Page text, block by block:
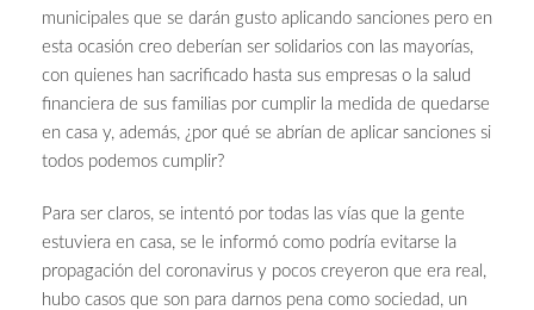
municipales que se darán gusto aplicando sanciones pero en
esta ocasión creo deberían ser solidarios con las mayorías,
con quienes han sacrificado hasta sus empresas o la salud
financiera de sus familias por cumplir la medida de quedarse
en casa y, además, ¿por qué se abrían de aplicar sanciones si
todos podemos cumplir?
Para ser claros, se intentó por todas las vías que la gente
estuviera en casa, se le informó como podría evitarse la
propagación del coronavirus y pocos creyeron que era real,
hubo casos que son para darnos pena como sociedad, un